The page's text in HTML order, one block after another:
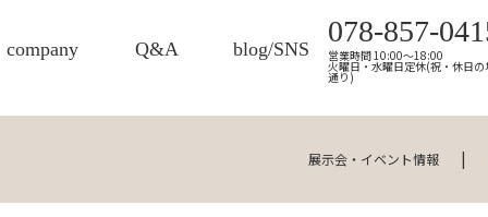
company Q&A blog/SNS
078-857-
営業時間 10:00～18:00
火曜日・水曜日定休(祝・休日
通り)
展示会・イベント情報